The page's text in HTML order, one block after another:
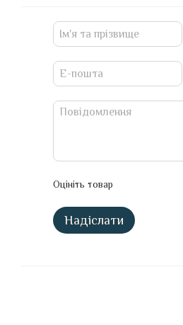
Оцініть товар
Надіслати